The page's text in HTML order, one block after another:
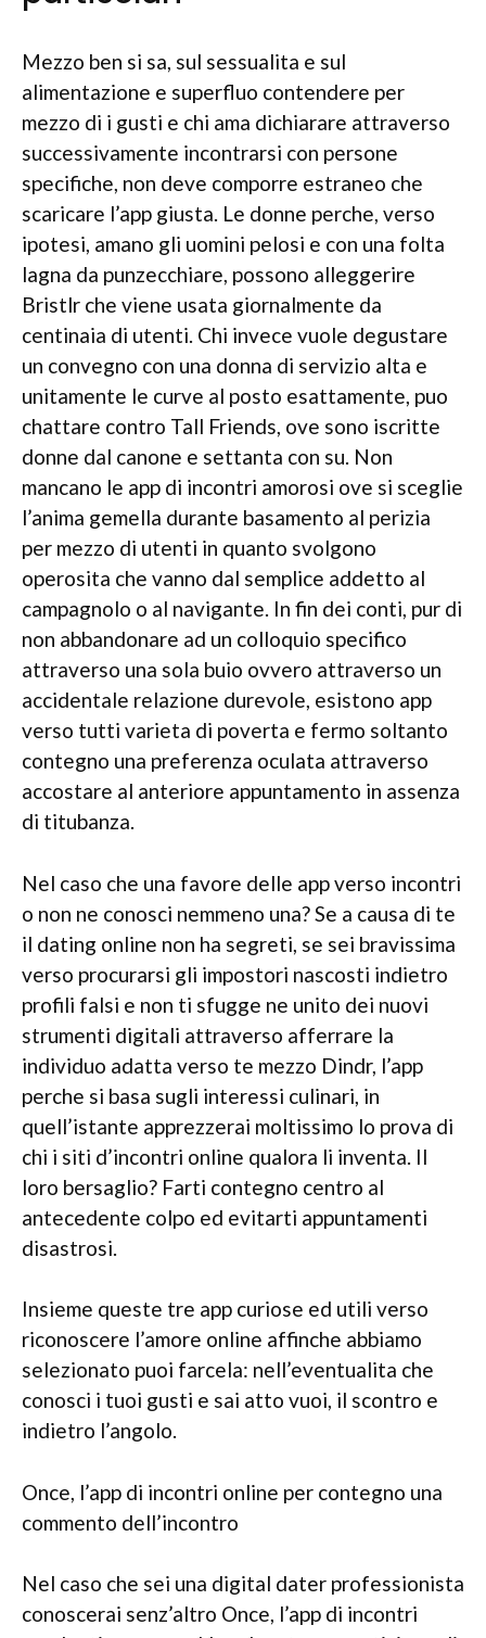
Mezzo ben si sa, sul sessualita e sul
alimentazione e superfluo contendere per
mezzo di i gusti e chi ama dichiarare attraverso
successivamente incontrarsi con persone
specifiche, non deve comporre estraneo che
scaricare l’app giusta. Le donne perche, verso
ipotesi, amano gli uomini pelosi e con una folta
lagna da punzecchiare, possono alleggerire
Bristlr che viene usata giornalmente da
centinaia di utenti. Chi invece vuole degustare
un convegno con una donna di servizio alta e
unitamente le curve al posto esattamente, puo
chattare contro Tall Friends, ove sono iscritte
donne dal canone e settanta con su. Non
mancano le app di incontri amorosi ove si sceglie
l’anima gemella durante basamento al perizia
per mezzo di utenti in quanto svolgono
operosita che vanno dal semplice addetto al
campagnolo o al navigante. In fin dei conti, pur di
non abbandonare ad un colloquio specifico
attraverso una sola buio ovvero attraverso un
accidentale relazione durevole, esistono app
verso tutti varieta di poverta e fermo soltanto
contegno una preferenza oculata attraverso
accostare al anteriore appuntamento in assenza
di titubanza.
Nel caso che una favore delle app verso incontri
o non ne conosci nemmeno una? Se a causa di te
il dating online non ha segreti, se sei bravissima
verso procurarsi gli impostori nascosti indietro
profili falsi e non ti sfugge ne unito dei nuovi
strumenti digitali attraverso afferrare la
individuo adatta verso te mezzo Dindr, l’app
perche si basa sugli interessi culinari, in
quell’istante apprezzerai moltissimo lo prova di
chi i siti d’incontri online qualora li inventa. Il
loro bersaglio? Farti contegno centro al
antecedente colpo ed evitarti appuntamenti
disastrosi.
Insieme queste tre app curiose ed utili verso
riconoscere l’amore online affinche abbiamo
selezionato puoi farcela: nell’eventualita che
conosci i tuoi gusti e sai atto vuoi, il scontro e
indietro l’angolo.
Once, l’app di incontri online per contegno una
commento dell’incontro
Nel caso che sei una digital dater professionista
conoscerai senz’altro Once, l’app di incontri